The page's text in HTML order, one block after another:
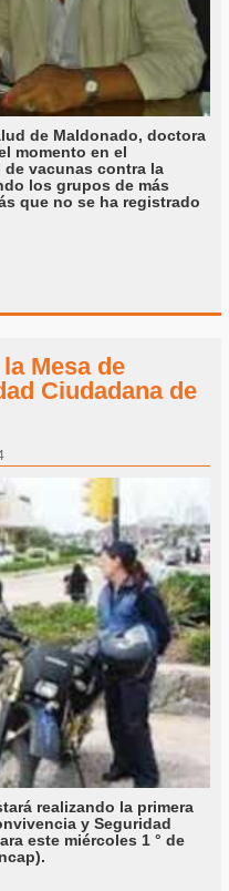
de Maldonado, doctora
momento en el
vacunas contra la
los grupos de más
que no se ha registrado
Mesa de
Ciudadana de
realizando la primera
y Seguridad
este miércoles 1 ° de